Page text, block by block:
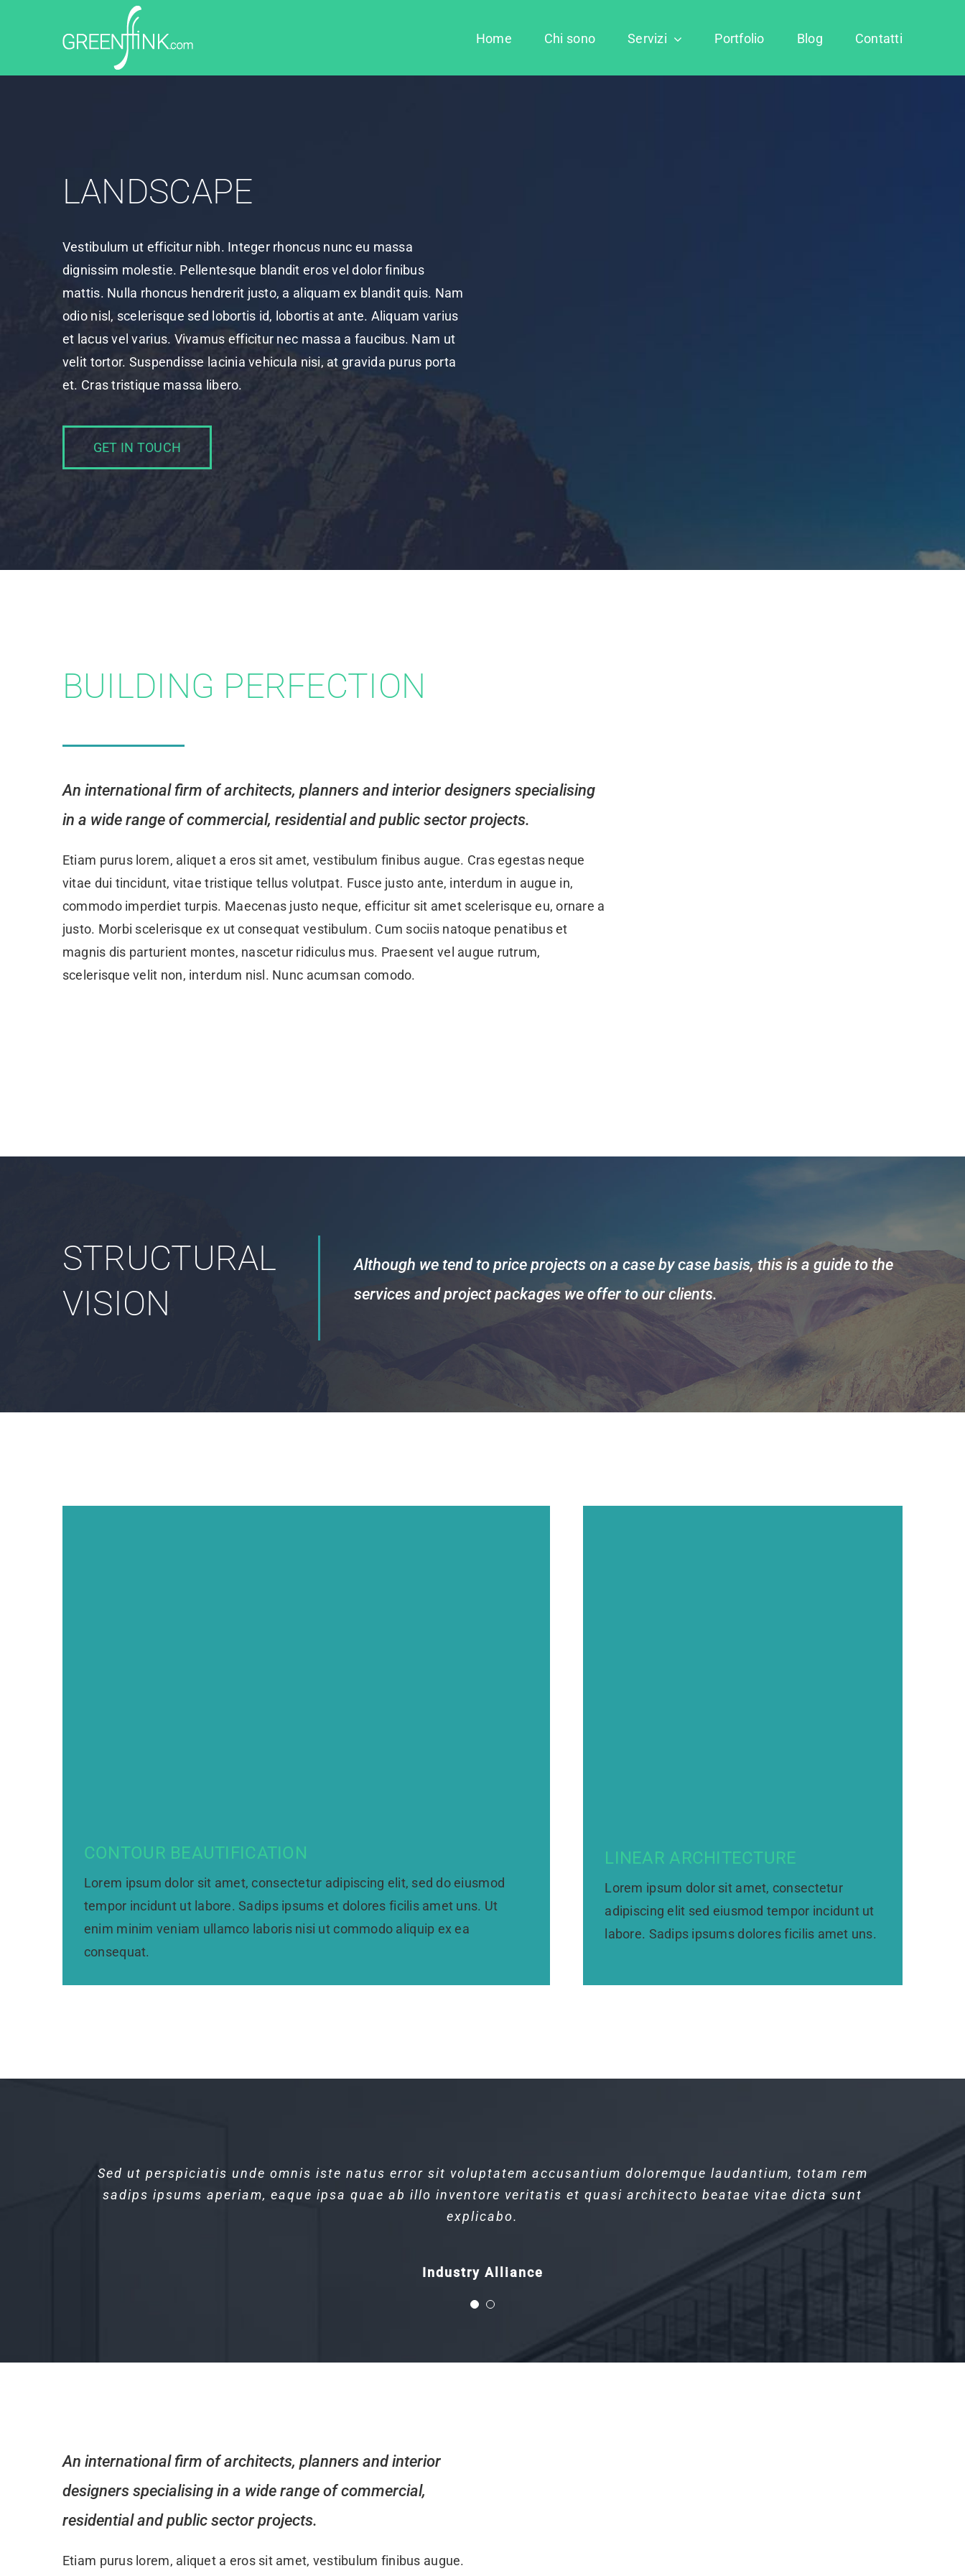
Home Chi sono Servizi Portfolio Blog Contatti
LANDSCAPE
Vestibulum ut efficitur nibh. Integer rhoncus nunc eu massa
dignissim molestie. Pellentesque blandit eros vel dolor finibus
mattis. Nulla rhoncus hendrerit justo, a aliquam ex blandit quis. Nam
odio nisl, scelerisque sed lobortis id, lobortis at ante. Aliquam varius
et lacus vel varius. Vivamus efficitur nec massa a faucibus. Nam ut
velit tortor. Suspendisse lacinia vehicula nisi, at gravida purus porta
et. Cras tristique massa libero.
GET IN TOUCH
BUILDING PERFECTION
An international firm of architects, planners and interior designers specialising
in a wide range of commercial, residential and public sector projects.
Etiam purus lorem, aliquet a eros sit amet, vestibulum finibus augue. Cras egestas neque
vitae dui tincidunt, vitae tristique tellus volutpat. Fusce justo ante, interdum in augue in,
commodo imperdiet turpis. Maecenas justo neque, efficitur sit amet scelerisque eu, ornare a
justo. Morbi scelerisque ex ut consequat vestibulum. Cum sociis natoque penatibus et
magnis dis parturient montes, nascetur ridiculus mus. Praesent vel augue rutrum,
scelerisque velit non, interdum nisl. Nunc acumsan comodo.
STRUCTURAL
VISION
Although we tend to price projects on a case by case basis, this is a guide to the
services and project packages we offer to our clients.
CONTOUR BEAUTIFICATION
Lorem ipsum dolor sit amet, consectetur adipiscing elit, sed do eiusmod
tempor incidunt ut labore. Sadips ipsums et dolores ficilis amet uns. Ut
enim minim veniam ullamco laboris nisi ut commodo aliquip ex ea
consequat.
LINEAR ARCHITECTURE
Lorem ipsum dolor sit amet, consectetur
adipiscing elit sed eiusmod tempor incidunt ut
labore. Sadips ipsums dolores ficilis amet uns.
Sed ut perspiciatis unde omnis iste natus error sit voluptatem accusantium doloremque laudantium, totam rem
sadips ipsums aperiam, eaque ipsa quae ab illo inventore veritatis et quasi architecto beatae vitae dicta sunt
explicabo.
Industry Alliance
Sed ut perspiciatis unde omnis iste natus error sit voluptatem accusantium doloremque laudantium, totam rem
sadips ipsums aperiam, eaque ipsa quae ab illo inventore veritatis et quasi architecto beatae vitae dicta sunt
explicabo.
Xtra Technologies
An international firm of architects, planners and interior
designers specialising in a wide range of commercial,
residential and public sector projects.
Etiam purus lorem, aliquet a eros sit amet, vestibulum finibus augue.